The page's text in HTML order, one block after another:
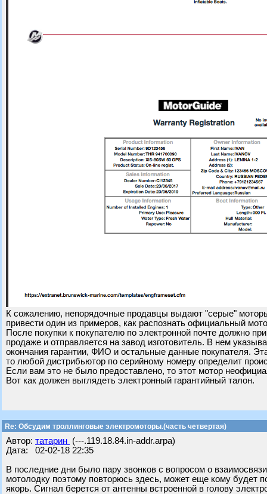
К сожалению, непорядочные продавцы выдают "серые"
привести один из примеров, как распознать официальный
После покупки к покупателю по электронной почте должно
продаже и отправляется на завод изготовитель. В нем
окончания гарантии, ФИО и остальные данные покупателя.
то любой дистрибьютор по серийному номеру определит
Если вам это не было предоставлено, то этот мотор
Вот как должен выглядеть электронный гарантийный талон.
Re: Обсудим троллинговые электромоторы.(часть четвертая)
Автор: татарин (---.119.18.84.in-addr.arpa)
Дата: 02-02-18 22:35
В последние дни было пару звонков с вопросом о
мотолодку поэтому повторюсь здесь, может еще кому будет
якорь. Сигнал берется от антенны встроенной в голову